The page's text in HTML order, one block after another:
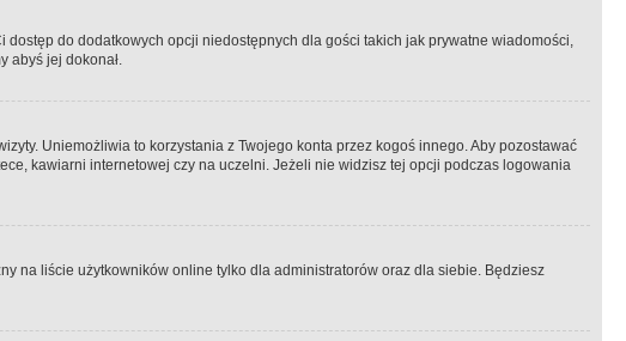
do dodatkowych opcji niedostępnych dla gości takich jak prywatne wiadomości,
abyś jej dokonał.
Uniemożliwia to korzystania z Twojego konta przez kogoś innego. Aby pozostawać
kawiarni internetowej czy na uczelni. Jeżeli nie widzisz tej opcji podczas logowania
na liście użytkowników online tylko dla administratorów oraz dla siebie. Będziesz